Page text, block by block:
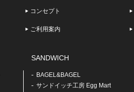
コンセプト
ご利用案内
SANDWICH
BAGEL&BAGEL
サンドイッチ工房 Egg Mart